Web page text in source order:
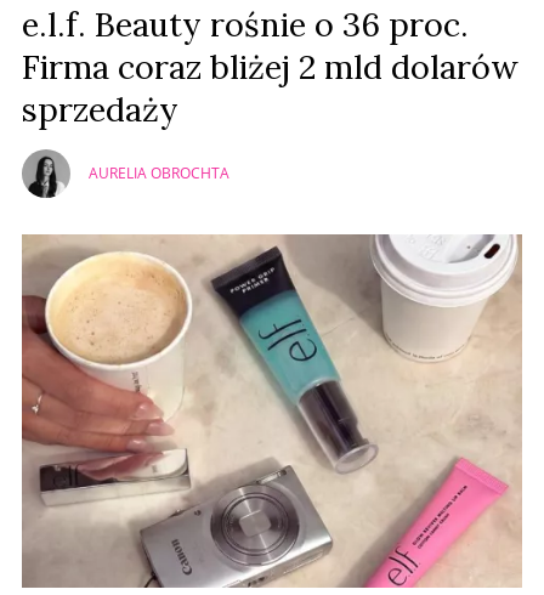
e.l.f. Beauty rośnie o 36 proc.
Firma coraz bliżej 2 mld dolarów
sprzedaży
AURELIA OBROCHTA